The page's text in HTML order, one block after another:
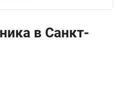
в Санкт-